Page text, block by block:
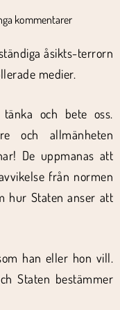
kommentarer
åsikts-terrorn
medier.
och bete oss.
och allmänheten
De uppmanas att
från normen
hur Staten anser att
han eller hon vill.
Staten bestämmer